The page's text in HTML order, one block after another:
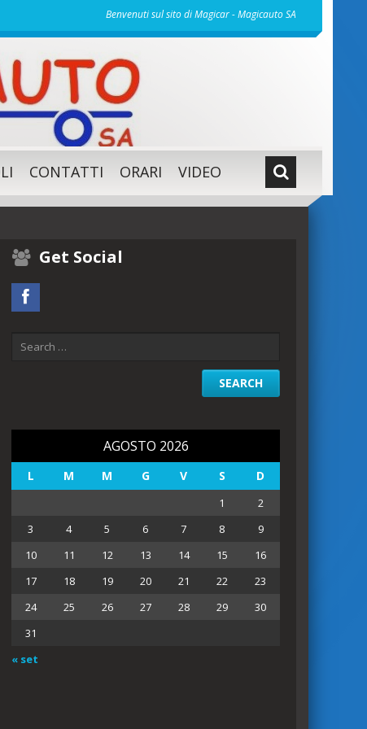
Benvenuti sul sito di Magicar - Magicauto SA
CONTATTI ORARI VIDEO
Get Social
AGOSTO 2026
L M M G V S D
« set
1
2
3
4 5 6 7 8
9
10
11 12 13 14 15
16
17
18 19 20 21 22
23
24
25 26 27 28 29
30
31